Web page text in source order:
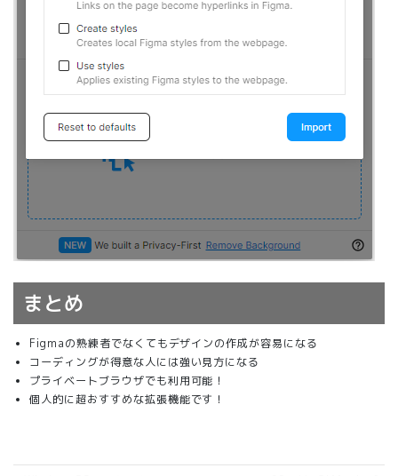
まとめ
Figmaの熟練者でなくてもデザインの作成が容易になる
コーディングが得意な人には強い見方になる
プライベートブラウザでも利用可能！
個人的に超おすすめな拡張機能です！